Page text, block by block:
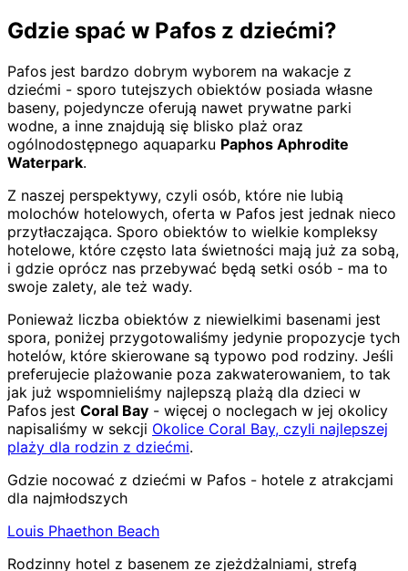
Gdzie spać w Pafos z dziećmi?
Pafos jest bardzo dobrym wyborem na wakacje z
dziećmi - sporo tutejszych obiektów posiada własne
baseny, pojedyncze oferują nawet prywatne parki
wodne, a inne znajdują się blisko plaż oraz
ogólnodostępnego aquaparku Paphos Aphrodite
Waterpark.
Z naszej perspektywy, czyli osób, które nie lubią
molochów hotelowych, oferta w Pafos jest jednak nieco
przytłaczająca. Sporo obiektów to wielkie kompleksy
hotelowe, które często lata świetności mają już za sobą,
i gdzie oprócz nas przebywać będą setki osób - ma to
swoje zalety, ale też wady.
Ponieważ liczba obiektów z niewielkimi basenami jest
spora, poniżej przygotowaliśmy jedynie propozycje tych
hotelów, które skierowane są typowo pod rodziny. Jeśli
preferujecie plażowanie poza zakwaterowaniem, to tak
jak już wspomnieliśmy najlepszą plażą dla dzieci w
Pafos jest Coral Bay - więcej o noclegach w jej okolicy
napisaliśmy w sekcji Okolice Coral Bay, czyli najlepszej
plaży dla rodzin z dziećmi.
Gdzie nocować z dziećmi w Pafos - hotele z atrakcjami
dla najmłodszych
Louis Phaethon Beach
Rodzinny hotel z basenem ze zjeżdżalniami, strefą